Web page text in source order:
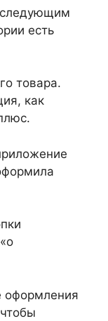
следующим
есть
товара.
как
оформления